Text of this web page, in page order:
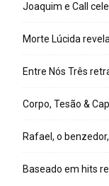
Joaquim e Call
Morte Lúcida
Entre Nós Três
Corpo, Tesão &
Rafael, o
Baseado em hits